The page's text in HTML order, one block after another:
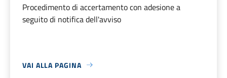
Procedimento di accertamento con adesione a
seguito di notifica dell'avviso
VAI ALLA PAGINA